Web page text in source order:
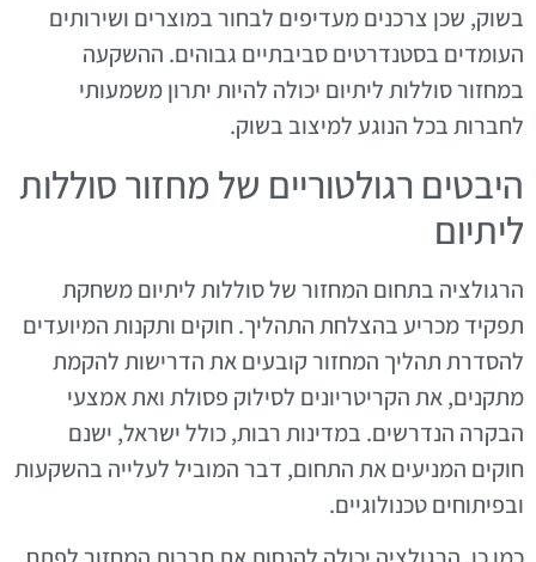
בשוק, שכן צרכנים מעדיפים לבחור במוצרים ושירותים
העומדים בסטנדרטים סביבתיים גבוהים. ההשקעה
במחזור סוללות ליתיום יכולה להיות יתרון משמעותי
לחברות בכל הנוגע למיצוב בשוק.
היבטים רגולטוריים של מחזור סוללות
ליתיום
הרגולציה בתחום המחזור של סוללות ליתיום משחקת
תפקיד מכריע בהצלחת התהליך. חוקים ותקנות המיועדים
להסדרת תהליך המחזור קובעים את הדרישות להקמת
מתקנים, את הקריטריונים לסילוק פסולת ואת אמצעי
הבקרה הנדרשים. במדינות רבות, כולל ישראל, ישנם
חוקים המניעים את התחום, דבר המוביל לעלייה בהשקעות
ובפיתוחים טכנולוגיים.